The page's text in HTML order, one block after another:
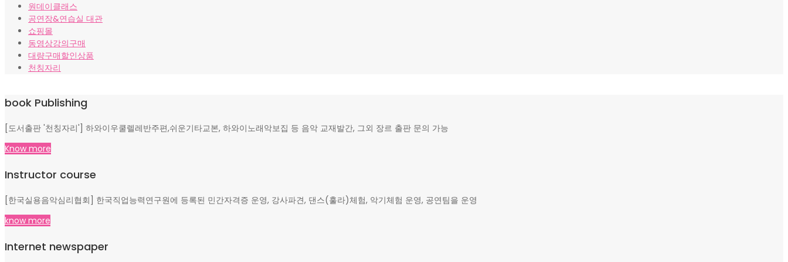
원데이클래스
공연장&연습실 대관
쇼핑몰
동영상강의구매
대량구매할인상품
천칭자리
book Publishing
[도서출판 '천칭자리'] 하와이우쿨렐레반주편,쉬운기타교본, 하와이노래악보집 등 음악 교재발간, 그외 장르 출판 문의 가능
Know more
Instructor course
[한국실용음악심리협회] 한국직업능력연구원에 등록된 민간자격증 운영, 강사파견, 댄스(훌라)체험, 악기체험 운영, 공연팀을 운영
know more
Internet newspaper